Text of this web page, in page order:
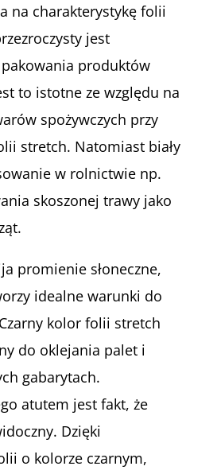
na charakterystykę folii
jest
produktów
to istotne ze względu na
spożywczych przy
stretch. Natomiast biały
w rolnictwie np.
skoszonej trawy jako
promienie słoneczne,
idealne warunki do
kolor folii stretch
do oklejania palet i
gabarytach.
atutem jest fakt, że
Dzięki
o kolorze czarnym,